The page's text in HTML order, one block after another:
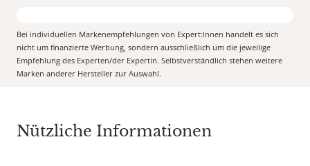
Bei individuellen Markenempfehlungen von Expert:Innen handelt es sich
nicht um finanzierte Werbung, sondern ausschließlich um die jeweilige
Empfehlung des Experten/der Expertin. Selbstverständlich stehen weitere
Marken anderer Hersteller zur Auswahl.
Nützliche Informationen